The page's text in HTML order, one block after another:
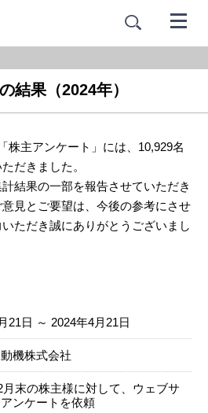
結果（2024年）
株主アンケート」には、10,929名
だきました。
結果の一部を報告させていただき
見とご要望は、今後の参考にさせ
ただき誠にありがとうございまし
21日 ～ 2024年4月21日
機株式会社
月末の株主様に対して、ウェブサ
ンケートを依頼